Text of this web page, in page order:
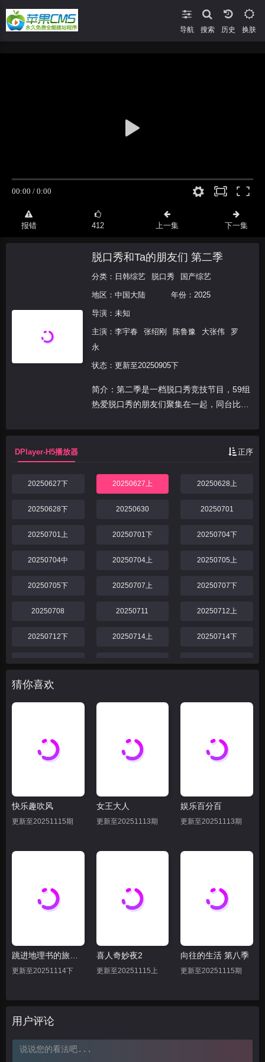
导航 搜索 换肤
报错 412 上一集 下一集
脱口秀和Ta的朋友们 第二季
分类： 日韩综艺 脱口秀 国产综艺
地区： 中国大陆 年份： 2025
导演：未知
主演： 李宇春 张绍刚 陈鲁豫 大张伟
罗
永
状态：更新至20250905下
简介：第二季是一档脱口秀竞技节目，59组
热爱脱口秀的朋友们聚集在一起，同台比
应对生活挑战，用自己的真实人生经历作为
鲜活样本，让观众们找到生活参照，获得力
DPlayer-H5播放器 正序
20250627下 20250627上 20250628上
20250628下 20250630 20250701
20250701上 20250701下 20250704下
20250704中 20250704上 20250705上
20250705下 20250707上 20250707下
20250708 20250711 20250712上
20250712下 20250714上 20250714下
20250718 20250719 20250721上
20250721下
20250801 20250802 20250804
20250804上 20250804下 20250805
20250818上 20250818下 20250819
20250829下 20250829上 20250830
20250905上
猜你喜欢
快乐趣吹风
更新至20251115期
女王大人
更新至20251113期
娱乐百分百
更新至20251113期
更新至20251114下
喜人奇妙夜2
更新至20251115上
向往的生活 第八季
更新至20251115期
用户评论